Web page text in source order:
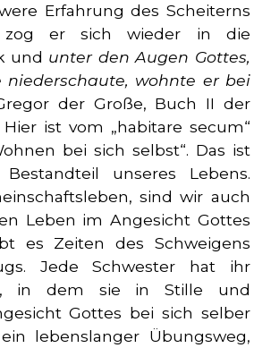
Erfahrung des Scheiterns
zog er sich wieder in die
und unter den Augen Gottes,
niederschaute, wohnte er bei
der Große, Buch II der
Hier ist vom „habitare secum“
bei sich selbst“. Das ist
unseres Lebens.
sind wir auch
Leben im Angesicht Gottes
es Zeiten des Schweigens
Jede Schwester hat ihr
in dem sie in Stille und
Gottes bei sich selber
lebenslanger Übungsweg,